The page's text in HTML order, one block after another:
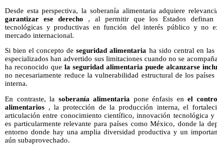
Desde esta perspectiva, la soberanía alimentaria adquiere
garantizar ese derecho , al permitir que los Estados definan
tecnológicas y productivas en función del interés público y no
mercado internacional.
Si bien el concepto deseguridad alimentaria ha sido central en
especializados han advertido sus limitaciones cuando no se
ha reconocido que la seguridad alimentaria puede alcanzarse
no necesariamente reduce la vulnerabilidad estructural de los
interna.
En contraste, la soberanía alimentaria pone énfasis enel
alimentarios , la protección de la producción interna, el
articulación entre conocimiento científico, innovación tecnológica y
es particularmente relevante para países como México, donde la
entorno donde hay una amplia diversidad productiva y un
aún subaprovechado.